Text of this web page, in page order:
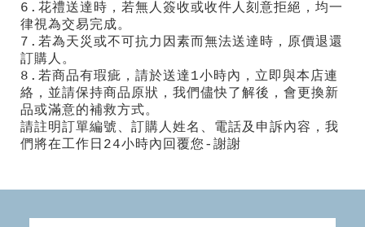
6.花禮送達時，若無人簽收或收件人刻意拒絕，均一
律視為交易完成。
7.若為天災或不可抗力因素而無法送達時，原價退還
訂購人。
8.若商品有瑕疵，請於送達1小時內，立即與本店連
絡，並請保持商品原狀，我們儘快了解後，會更換新
品或滿意的補救方式。
請註明訂單編號、訂購人姓名、電話及申訴內容，我
們將在工作日24小時內回覆您-謝謝